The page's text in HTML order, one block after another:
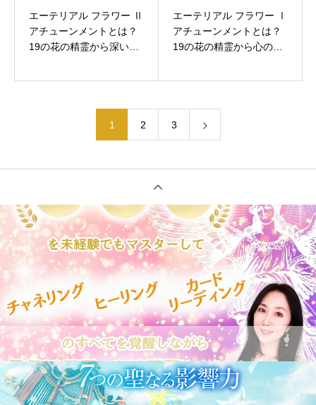
エーテリアル フラワー Ⅱ
アチューンメントとは？
19の花の精霊から深い心
エーテリアル フラワー Ⅰ
アチューンメントとは？
19の花の精霊から心の癒
1 2 3